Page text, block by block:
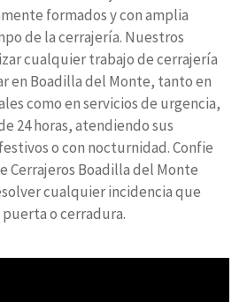
formados y con amplia
de la cerrajería. Nuestros
cualquier trabajo de cerrajería
en Boadilla del Monte, tanto en
como en servicios de urgencia,
24 horas, atendiendo sus
o con nocturnidad. Confie
Cerrajeros Boadilla del Monte
cualquier incidencia que
o cerradura.